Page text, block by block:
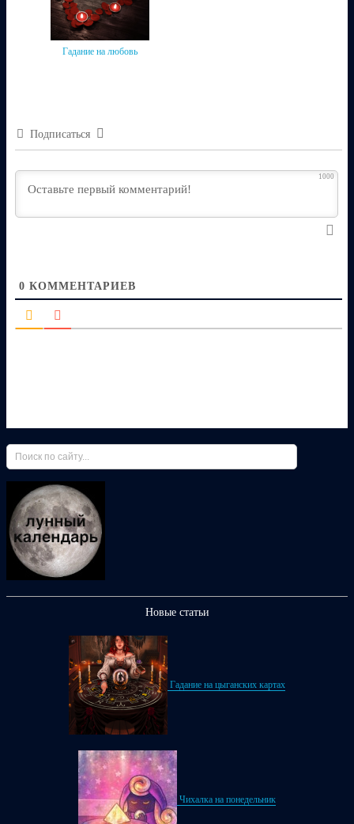
Гадание на любовь
Подписаться
1000
0 КОММЕНТАРИЕВ
Новые статьи
Гадание на цыганских картах
Чихалка на понедельник